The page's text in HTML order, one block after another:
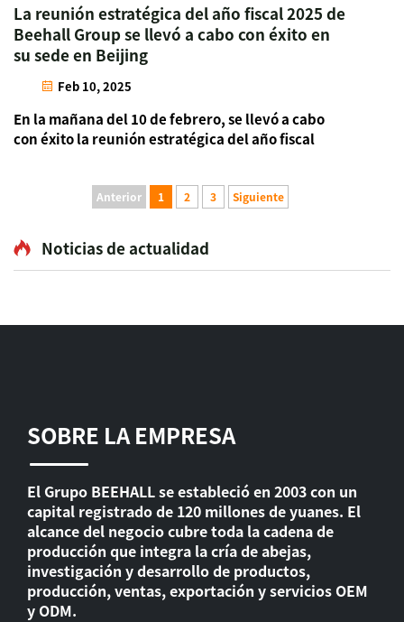
La reunión estratégica del año fiscal 2025 de
Beehall Group se llevó a cabo con éxito en
su sede en Beijing
Feb 10, 2025
En la mañana del 10 de febrero, se llevó a cabo
con éxito la reunión estratégica del año fiscal
Ren Lulu, Vicepresidente, Guo Chengjin, Zhang
Anterior 1 2 3 Siguiente
Noticias de actualidad
SOBRE LA EMPRESA
El Grupo BEEHALL se estableció en 2003 con un
capital registrado de 120 millones de yuanes. El
alcance del negocio cubre toda la cadena de
producción que integra la cría de abejas,
investigación y desarrollo de productos,
producción, ventas, exportación y servicios OEM
y ODM.